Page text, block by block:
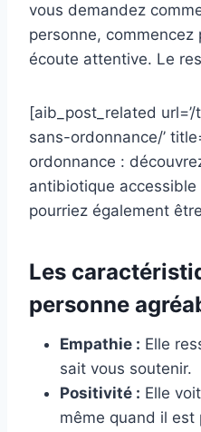
vous demandez
personne, commencez
écoute attentive. Le
[aib_post_related
sans-ordonnance/’
ordonnance :
antibiotique accessible
pourriez également
Les
personne
Empathie : Elle
sait vous soutenir.
Positivité : Elle
même quand il est